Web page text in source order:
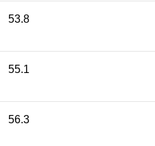
53.8
55.1
56.3